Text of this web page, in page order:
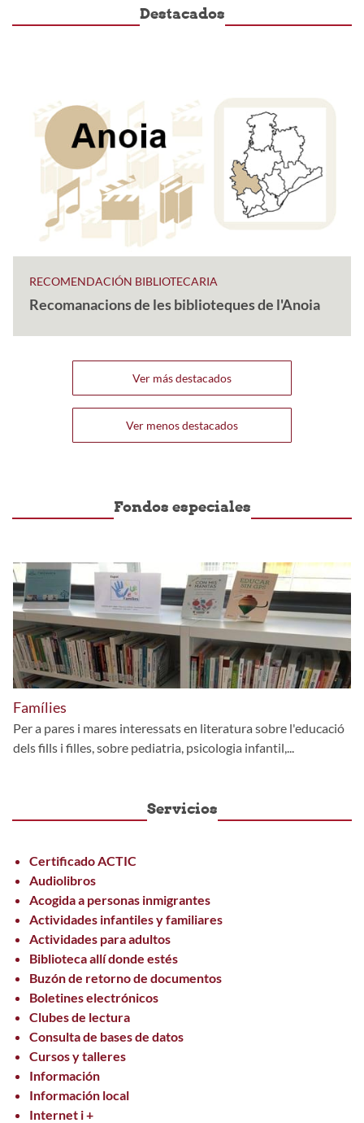
Destacados
RECOMENDACIÓN BIBLIOTECARIA
Recomanacions de les biblioteques de l'Anoia
Ver más destacados
Ver menos destacados
Fondos especiales
Famílies
Per a pares i mares interessats en literatura sobre l'educació
dels fills i filles, sobre pediatria, psicologia infantil,...
Servicios
Certificado ACTIC
Audiolibros
Acogida a personas inmigrantes
Actividades infantiles y familiares
Actividades para adultos
Biblioteca allí donde estés
Buzón de retorno de documentos
Boletines electrónicos
Clubes de lectura
Consulta de bases de datos
Cursos y talleres
Información
Información local
Internet i +